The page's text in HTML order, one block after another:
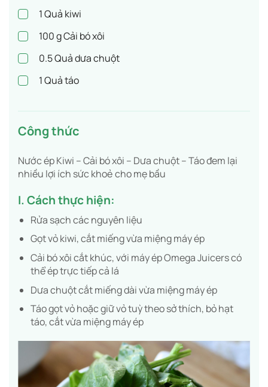
1Quả kiwi
100g Cải bó xôi
0.5Quả dưa chuột
1Quả táo
Công thức
Nước ép Kiwi – Cải bó xôi – Dưa chuột – Táo đem lại
nhiều lợi ích sức khoẻ cho mẹ bầu
I. Cách thực hiện:
Rửa sạch các nguyên liệu
Gọt vỏ kiwi, cắt miếng vừa miệng máy ép
Cải bó xôi cắt khúc, với máy ép Omega Juicers có
thể ép trực tiếp cả lá
Dưa chuột cắt miếng dài vừa miệng máy ép
Táo gọt vỏ hoặc giữ vỏ tuỳ theo sở thích, bỏ hạt
táo, cắt vừa miệng máy ép